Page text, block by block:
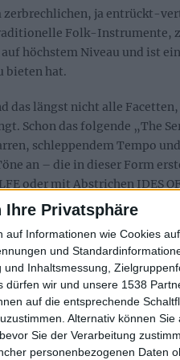
Privatsphäre
Informationen wie Cookies
und
Inhaltsmessung,
dürfen wir und unsere 1538
auf die entsprechende
Alternativ können Sie
Sie der Verarbeitung
personenbezogenen Daten
zerbrechlichen, ja entrückt-
Folk-Instrumente,
höchstem Niveau und ist
bieten hat.
das längst nicht alle Facetten,
Schon das folgende „The
schleppendem Tempo
an – die in dieser Form
oder mit Abstrichen IDES
auf eine spannende Reise
neben zärtlicher Schönheit,
bis hin zu von Metal
„Mareridt“ viel
lässt sich nahezu
Imposant dabei: Ein
Bandbreite der Multi-
zusammen.